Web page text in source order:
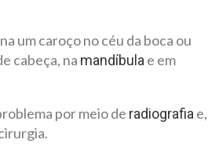
um caroço no céu da boca ou
cabeça, na mandíbula e em
por meio de radiografia e,